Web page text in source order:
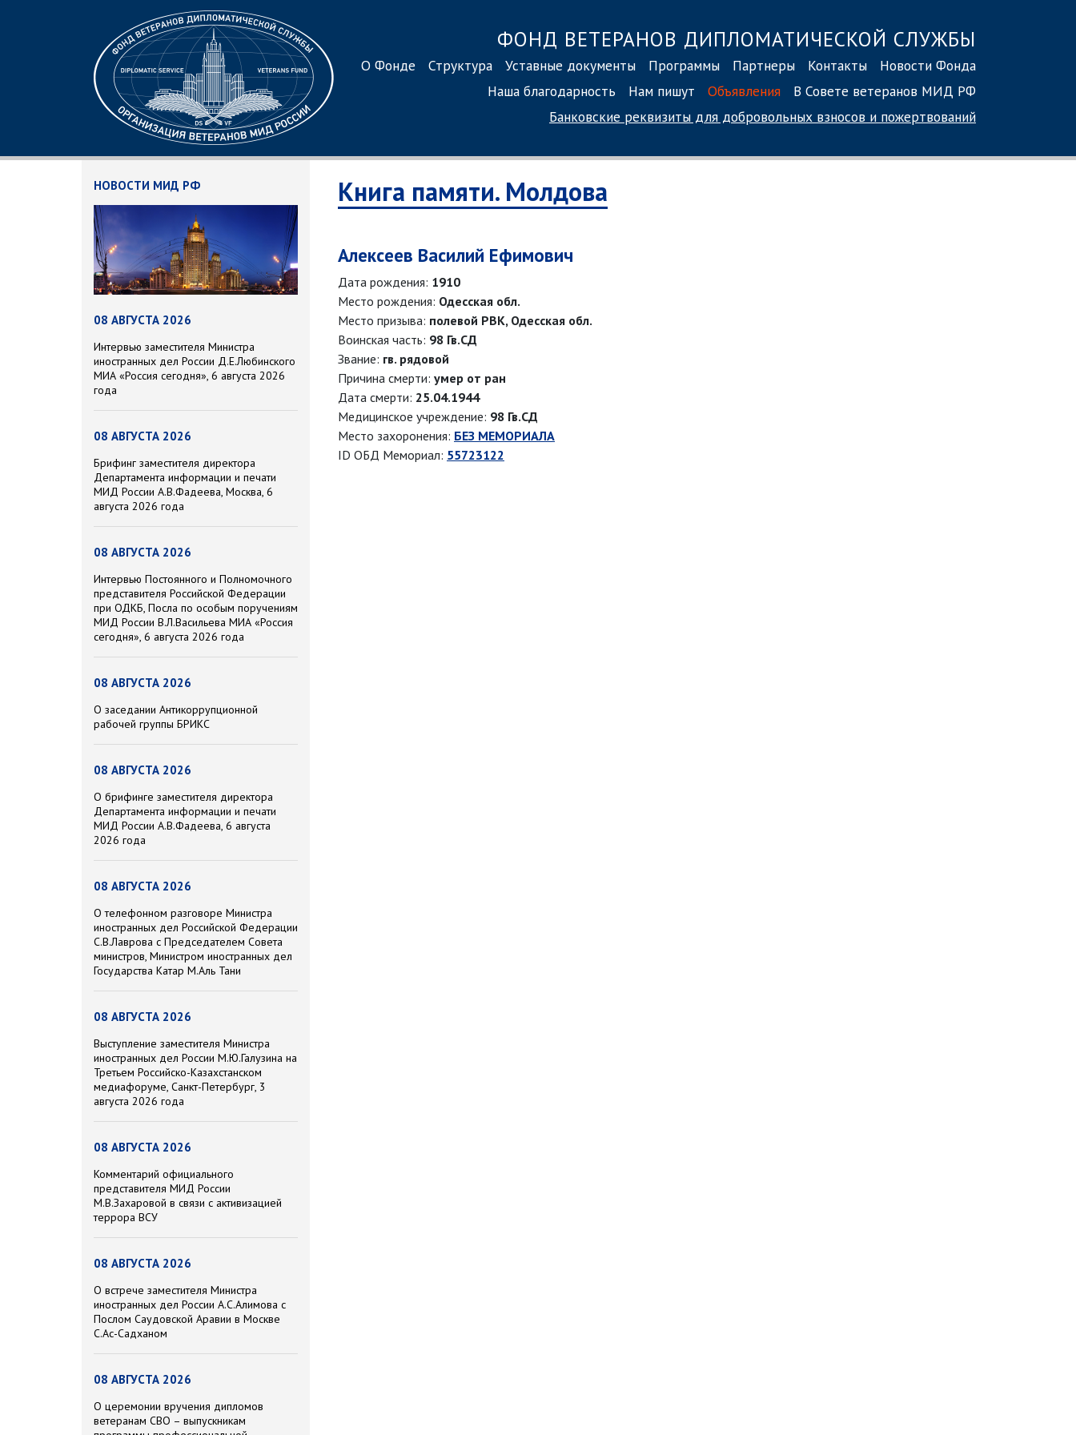
ФОНД ВЕТЕРАНОВ ДИПЛОМАТИЧЕСКОЙ СЛУЖБЫ
О Фонде Структура Уставные документы Программы Партнеры Контакты
Новости Фонда
Наша благодарность
Нам пишут Объявления
В Совете ветеранов МИД РФ
Банковские реквизиты для добровольных взносов и пожертвований
НОВОСТИ МИД РФ
08 АВГУСТА 2026
Интервью заместителя Министра
иностранных дел России Д.Е.Любинского
МИА «Россия сегодня», 6 августа 2026
года
08 АВГУСТА 2026
Брифинг заместителя директора
Департамента информации и печати
МИД России А.В.Фадеева, Москва, 6
августа 2026 года
08 АВГУСТА 2026
Интервью Постоянного и Полномочного
представителя Российской Федерации
при ОДКБ, Посла по особым поручениям
МИД России В.Л.Васильева МИА «Россия
сегодня», 6 августа 2026 года
08 АВГУСТА 2026
О заседании Антикоррупционной
рабочей группы БРИКС
08 АВГУСТА 2026
О брифинге заместителя директора
Департамента информации и печати
МИД России А.В.Фадеева, 6 августа
2026 года
08 АВГУСТА 2026
О телефонном разговоре Министра
иностранных дел Российской Федерации
С.В.Лаврова с Председателем Совета
министров, Министром иностранных дел
Государства Катар М.Аль Тани
08 АВГУСТА 2026
Выступление заместителя Министра
иностранных дел России М.Ю.Галузина на
Третьем Российско-Казахстанском
медиафоруме, Санкт-Петербург, 3
августа 2026 года
08 АВГУСТА 2026
Комментарий официального
представителя МИД России
М.В.Захаровой в связи с активизацией
террора ВСУ
08 АВГУСТА 2026
О встрече заместителя Министра
иностранных дел России А.С.Алимова с
Послом Саудовской Аравии в Москве
С.Ас-Садханом
08 АВГУСТА 2026
О церемонии вручения дипломов
ветеранам СВО – выпускникам
Книга памяти. Молдова
Алексеев Василий Ефимович
Дата рождения: 1910
Место рождения: Одесская обл.
Место призыва: полевой РВК, Одесская обл.
Воинская часть: 98 Гв.СД
Звание: гв. рядовой
Причина смерти: умер от ран
Дата смерти: 25.04.1944
Медицинское учреждение: 98 Гв.СД
Место захоронения: БЕЗ МЕМОРИАЛА
ID ОБД Мемориал: 55723122